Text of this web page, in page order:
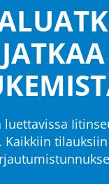
JATKAA
luettavissa
Kaikkiin